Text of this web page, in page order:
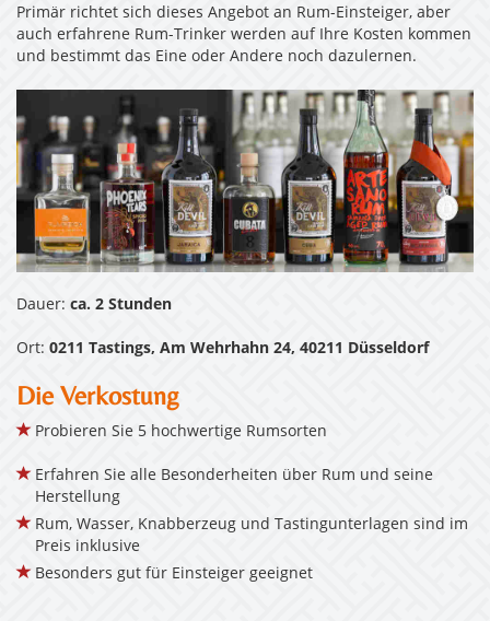
Primär richtet sich dieses Angebot an Rum-Einsteiger, aber
auch erfahrene Rum-Trinker werden auf Ihre Kosten kommen
und bestimmt das Eine oder Andere noch dazulernen.
Dauer: ca. 2 Stunden
Ort: 0211 Tastings, Am Wehrhahn 24, 40211 Düsseldorf
Die Verkostung
Probieren Sie 5 hochwertige Rumsorten
Erfahren Sie alle Besonderheiten über Rum und seine
Herstellung
Rum, Wasser, Knabberzeug und Tastingunterlagen sind im
Preis inklusive
Besonders gut für Einsteiger geeignet